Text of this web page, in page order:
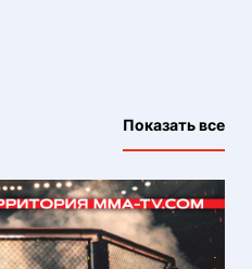
Показать все